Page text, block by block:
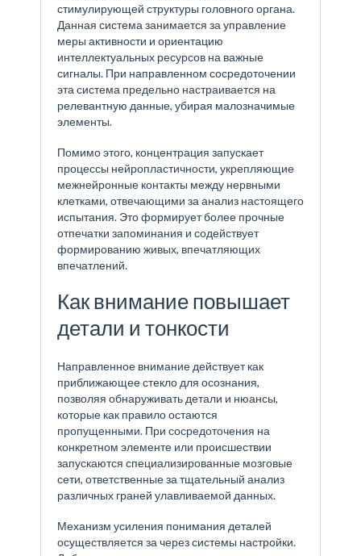
стимулирующей структуры головного органа.
Данная система занимается за управление
меры активности и ориентацию
интеллектуальных ресурсов на важные
сигналы. При направленном сосредоточении
эта система предельно настраивается на
релевантную данные, убирая малозначимые
элементы.
Помимо этого, концентрация запускает
процессы нейропластичности, укрепляющие
межнейронные контакты между нервными
клетками, отвечающими за анализ настоящего
испытания. Это формирует более прочные
отпечатки запоминания и содействует
формированию живых, впечатляющих
впечатлений.
Как внимание повышает
детали и тонкости
Направленное внимание действует как
приближающее стекло для осознания,
позволяя обнаруживать детали и нюансы,
которые как правило остаются
пропущенными. При сосредоточения на
конкретном элементе или происшествии
запускаются специализированные мозговые
сети, ответственные за тщательный анализ
различных граней улавливаемой данных.
Механизм усиления понимания деталей
осуществляется за через системы настройки.